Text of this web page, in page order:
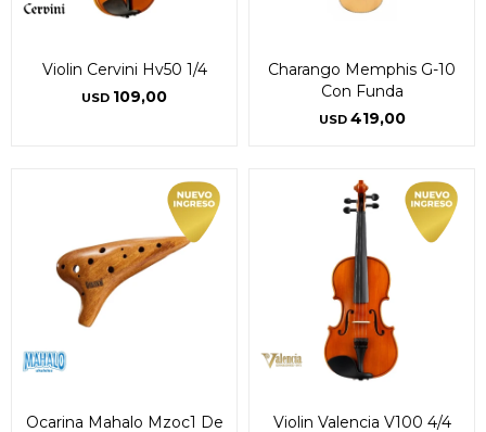
Violin Cervini Hv50 1/4
USD 109,00
Charango Memphis G-10
Con Funda
USD 419,00
Ocarina Mahalo Mzoc1 De Violin Valencia V100 4/4